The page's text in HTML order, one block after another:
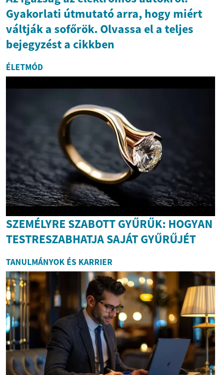
Gyakorlati útmutató arra, hogy miért
váltják a sofőrök. Olvassa el a teljes
bejegyzést a cikkben
ÉLETMÓD
SZEMÉLYRE SZABOTT GYŰRŰK: HOGYAN
TESTRESZABHATJA SAJÁT GYŰRŰJÉT
TANULMÁNYOK ÉS KARRIER